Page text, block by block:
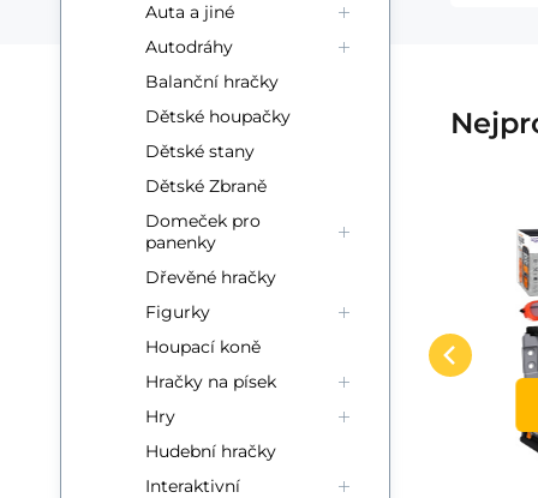
FiskarsCode: i700_6411501381705
Anbietercode: 1001420
EAN:
auf Lager
IN DEN KORB
Vergleichen Sie
My First Fiskars™ dětský
rýč je perfektním nástrojem
pro hloubení v zemi i písku,
které na zahrádce
Auta a jiné
Autodráhy
Balanční hračky
Dětské houpačky
Dětské stany
Dětské Zbraně
Domeček pro
panenky
Dřevěné hračky
Figurky
Houpací koně
Hračky na písek
Hry
Hudební hračky
Interaktivní